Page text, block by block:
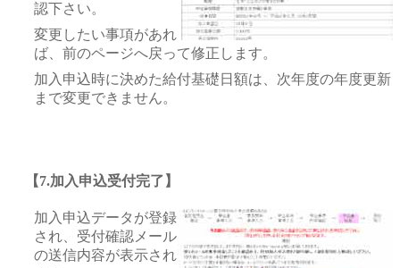
認下さい。
変更したい事項があれ
ば、前のページへ戻って修正します。
加入申込時に決めた給付基礎日額は、次年度の年度更新
まで変更できません。
【7.加入申込受付完了】
加入申込データが登録
され、受付確認メール
の送信内容が表示され